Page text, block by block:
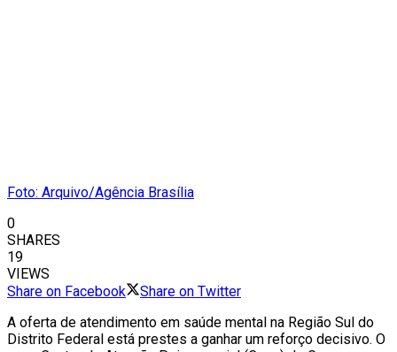
Foto: Arquivo/Agência Brasília
0
SHARES
19
VIEWS
Share on Facebook
Share on Twitter
A oferta de atendimento em saúde mental na Região Sul do
Distrito Federal está prestes a ganhar um reforço decisivo. O